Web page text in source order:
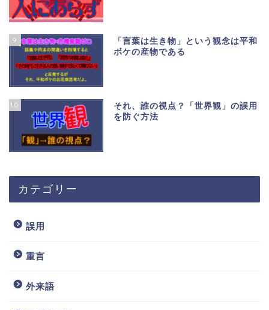
9
「言葉は生き物」という観念は平和
ボケの産物である
10
それ、誰の視点？「世界観」の誤用
を防ぐ方法
カテゴリー
誤用
重言
外来語